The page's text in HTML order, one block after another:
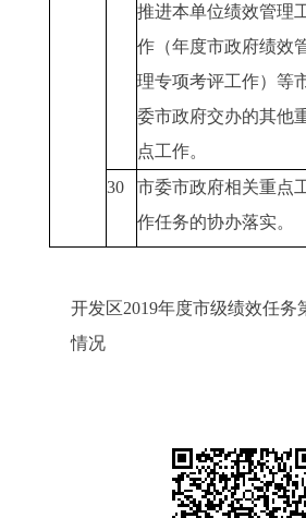
推进本单位绩效管理
作（年度市政府绩效
理专项考评工作）等
委市政府交办的其他
点工作。
30
市委市政府相关重点
作任务的协办落实。
开发区2019年度市级绩效任务
情况